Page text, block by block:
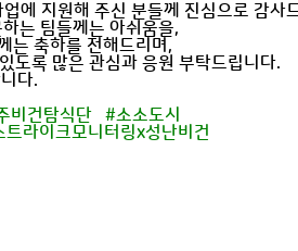
업에 지원해 주신 분들께 진심으로 감사
는 팀들께는 아쉬움을,
는 축하를 전해드리며 ,
도록 많은 관심과 응원 부탁드립니다.
다.
비건탐식단#소소도시
트라이크모니터링x성난비건